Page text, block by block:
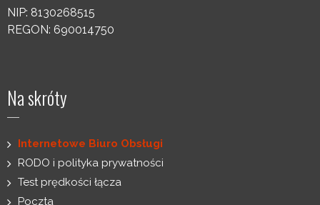
NIP: 8130268515
REGON: 690014750
Na skróty
Internetowe Biuro Obsługi
RODO i polityka prywatności
Test prędkości łącza
Poczta